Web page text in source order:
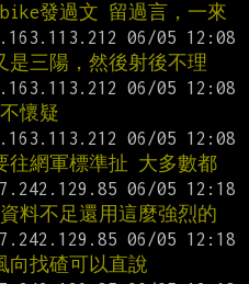
發過文 留過言，一來
三陽，然後射後不理
懷疑
網軍標準扯 大多數都
料不足還用這麼強烈的
找碴可以直說